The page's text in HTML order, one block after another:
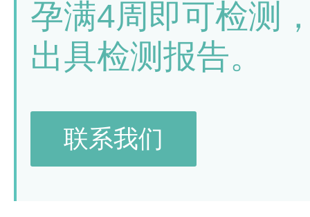
孕满4周即可检测
出具检测报告。
联系我们